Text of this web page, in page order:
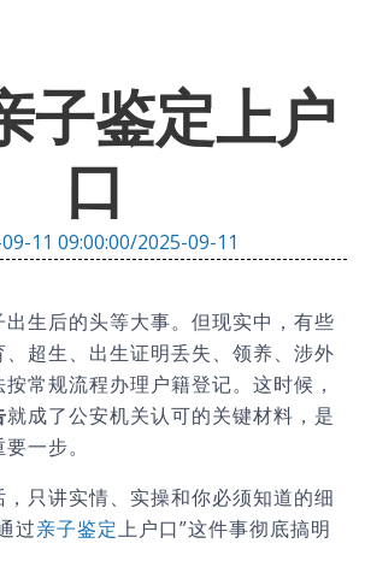
子鉴定上户
口
11 09:00:00/2025-09-11
生后的头等大事。但现实中，有些
超生、出生证明丢失、领养、涉外
常规流程办理户籍登记。这时候，
就成了公安机关认可的关键材料，是
一步。
只讲实情、实操和你必须知道的细
过亲子鉴定上户口”这件事彻底搞明